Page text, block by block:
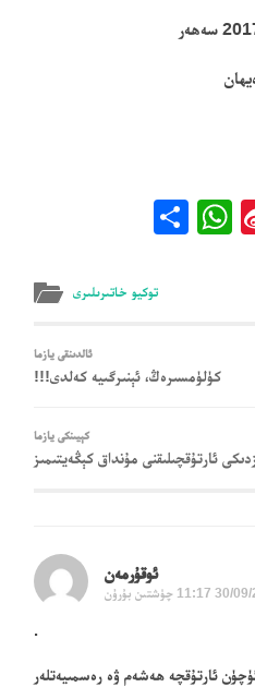
Sina
WhatsApp
توكيو خاتىرىلىرى
ئالدىنقى يازما
كۈلۈمسىرەڭ، ئېنىرگىيە كەلدى!!!
كېيىنكى يازما
ئارتۇقچىلىقنى مۇنداق كېڭەيتىمىز
ئوقۇرمەن
چۈشتىن بۇرۇن
.
ئارتۇقچە ھەشەم ۋە رەسمىيەتلەر